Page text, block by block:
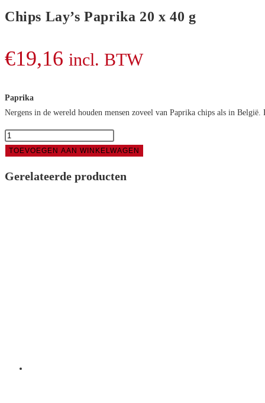
Chips Lay’s Paprika 20 x 40 g
€19,16 incl. BTW
Paprika
Nergens in de wereld houden mensen zoveel van Paprika chips als in
Chips
Lay's
20
TOEVOEGEN AAN WINKELWAGEN
Gerelateerde producten